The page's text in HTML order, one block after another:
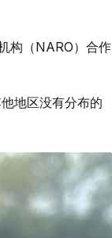
构（NARO）合作
地区没有分布的